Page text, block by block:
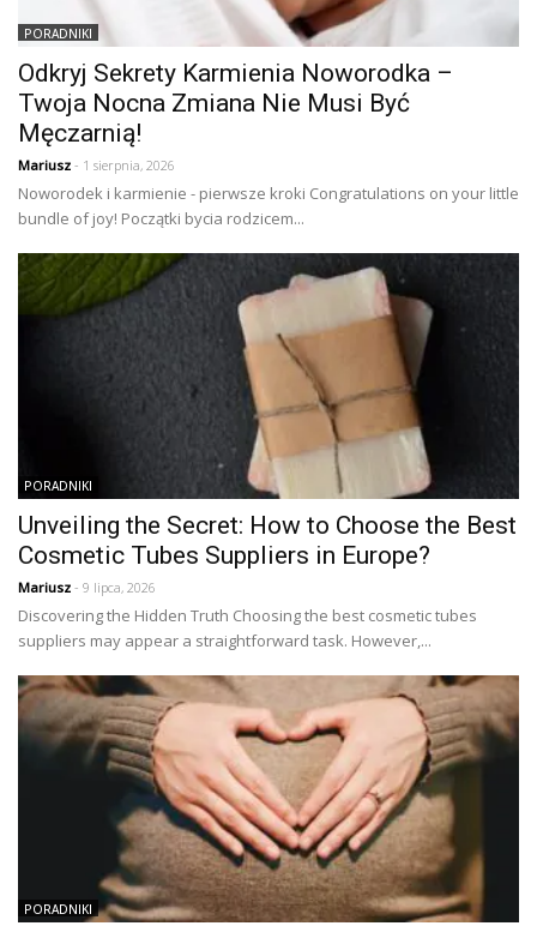
PORADNIKI
Odkryj Sekrety Karmienia Noworodka –
Twoja Nocna Zmiana Nie Musi Być
Męczarnią!
Mariusz - 1 sierpnia, 2026
Noworodek i karmienie - pierwsze kroki Congratulations on your little
bundle of joy! Początki bycia rodzicem...
PORADNIKI
Unveiling the Secret: How to Choose the Best
Cosmetic Tubes Suppliers in Europe?
Mariusz - 9 lipca, 2026
Discovering the Hidden Truth Choosing the best cosmetic tubes
suppliers may appear a straightforward task. However,...
PORADNIKI